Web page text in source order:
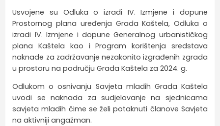
Usvojene su Odluka o izradi IV. Izmjene i dopune
Prostornog plana uređenja Grada Kaštela, Odluka o
izradi IV. Izmjene i dopune Generalnog urbanističkog
plana Kaštela kao i Program korištenja sredstava
naknade za zadržavanje nezakonito izgrađenih zgrada
u prostoru na području Grada Kaštela za 2024. g.
Odlukom o osnivanju Savjeta mladih Grada Kaštela
uvodi se naknada za sudjelovanje na sjednicama
savjeta mladih čime se želi potaknuti članove Savjeta
na aktivniji angažman.